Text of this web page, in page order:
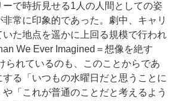
で時折見せる1人の人間としての姿
常に印象的であった。劇中、キャリ
た地点を遥かに上回る規模で行われ
We Ever Imagined＝想像を絶す
られているのも、このことからであ
る「いつもの水曜日だと思うことに
「これが普通のことだと考えるよう